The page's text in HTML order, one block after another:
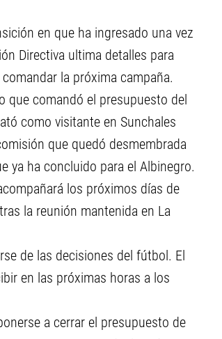
en que ha ingresado una vez
Directiva ultima detalles para
la próxima campaña.
que comandó el presupuesto del
como visitante en Sunchales
que quedó desmembrada
ya ha concluido para el Albinegro.
los próximos días de
la reunión mantenida en La
de las decisiones del fútbol. El
en las próximas horas a los
a cerrar el presupuesto de